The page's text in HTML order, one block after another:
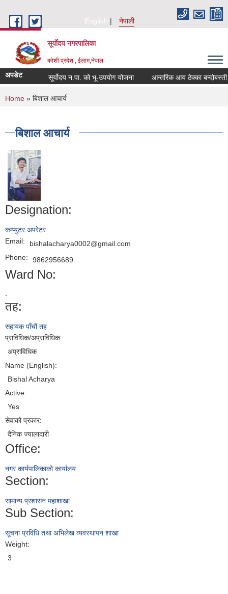
English
नेपाली
सूर्याेदय नगरपालिका
कोशी प्रदेश , ईलाम,नेपाल
अपडेट सूर्योदय न.पा. को भू-उपयोग योजना आन्तरिक आय ठेक्का बन्दोबस्ती
You are here
Home » बिशाल आचार्य
बिशाल आचार्य
Designation:
कम्प्युटर अपरेटर
Email:
bishalacharya0002@gmail.com
Phone:
9862956689
Ward No:
-
तह:
सहायक पाँचौं तह
प्राविधिक/अप्राविधिक:
अप्राविधिक
Name (English):
Bishal Acharya
Active:
Yes
सेवाको प्रकार:
दैनिक ज्यालादारी
Office:
नगर कार्यपालिकाको कार्यालय
Section:
सामान्य प्रशासन महाशाखा
Sub Section:
सूचना प्रविधि तथा अभिलेख व्यवस्थापन शाखा
Weight:
3